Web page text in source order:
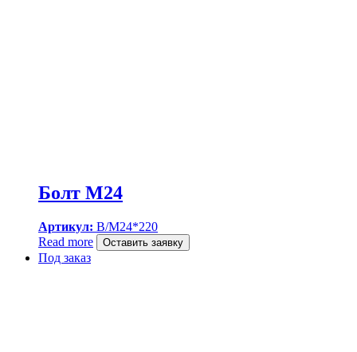
Болт M24
Артикул: B/M24*220
Read more
Оставить заявку
Под заказ